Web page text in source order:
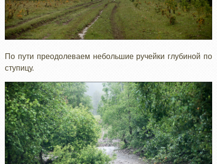
По пути преодолеваем небольшие ручейки глубиной по
ступицу.